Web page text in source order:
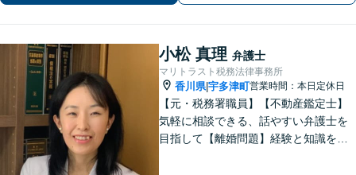
小松 真理 弁護士
マリトラスト税務法律事務所
香川県|宇多津町営業時間：本日定休日
【元・税務署職員】【不動産鑑定士】
気軽に相談できる、話やすい弁護士を
目指して【離婚問題】経験と知識を駆